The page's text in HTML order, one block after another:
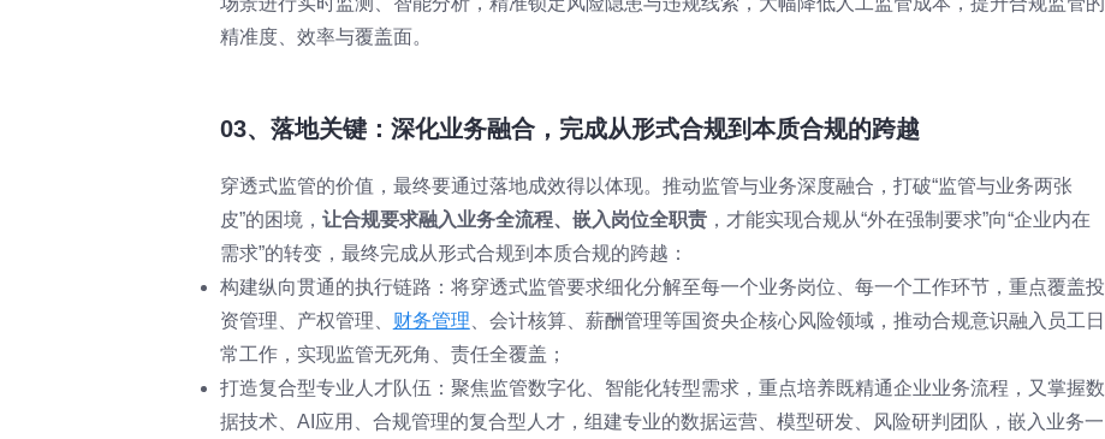
精准度、效率与覆盖面。
03、落地关键：深化业务融合，完成从形式合规到本质合规的跨越
穿透式监管的价值，最终要通过落地成效得以体现。推动监管与业务深度融合，打破“监管与业务两张
皮”的困境， 让合规要求融入业务全流程、嵌入岗位全职责，才能实现合规从“外在强制要求”向“企业内在
需求”的转变，最终完成从形式合规到本质合规的跨越：
构建纵向贯通的执行链路：将穿透式监管要求细化分解至每一个业务岗位、每一个工作环节，重点覆盖投
资管理、产权管理、 财务管理 、会计核算、薪酬管理等国资央企核心风险领域，推动合规意识融入员工日
常工作，实现监管无死角、责任全覆盖；
打造复合型专业人才队伍：聚焦监管数字化、智能化转型需求，重点培养既精通企业业务流程，又掌握数
据技术、AI应用、合规管理的复合型人才，组建专业的数据运营、模型研发、风险研判团队，嵌入业务一